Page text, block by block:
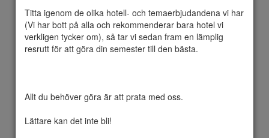
Titta igenom de olika hotell- och temaerbjudandena vi har
(Vi har bott på alla och rekommenderar bara hotel vi
verkligen tycker om), så tar vi sedan fram en lämplig
resrutt för att göra din semester till den bästa.
Allt du behöver göra är att prata med oss.
Lättare kan det inte bli!
Addu Atoll markerar södra änden av
Maldivens skärgård. Addu Atoll är 21 km
lång och är kantad av breda barriärrev med
omringande rev med 15 till 20 meters
från 40 till 50 m), med lera och